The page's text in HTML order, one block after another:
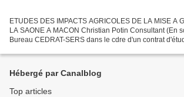
ETUDES DES IMPACTS AGRICOLES DE LA MISE A
LA SAONE A MACON Christian Potin Consultant (En
Bureau CEDRAT-SERS dans le cdre d'un contrat
Hébergé par Canalblog
Top articles